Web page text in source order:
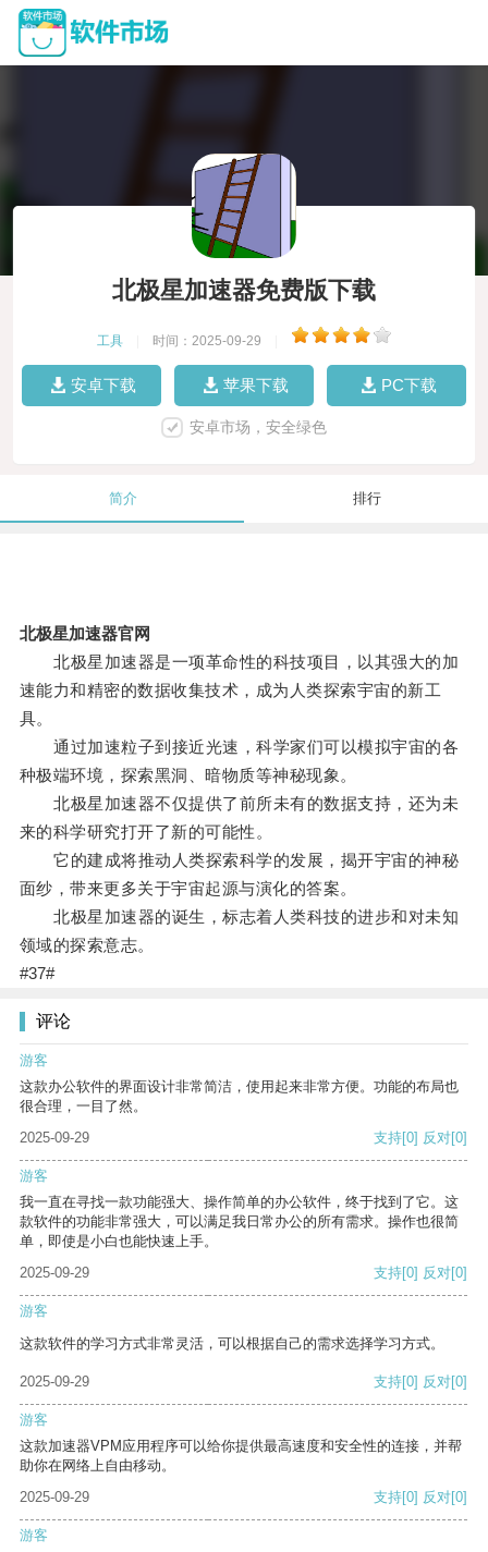
北极星加速器免费版下载
工具 时间：2025-09-29
安卓下载 苹果下载 PC下载
安卓市场，安全绿色
简介 排行
北极星加速器官网
北极星加速器是一项革命性的科技项目，以其强大的加
速能力和精密的数据收集技术，成为人类探索宇宙的新工
具。
通过加速粒子到接近光速，科学家们可以模拟宇宙的各
种极端环境，探索黑洞、暗物质等神秘现象。
北极星加速器不仅提供了前所未有的数据支持，还为未
来的科学研究打开了新的可能性。
它的建成将推动人类探索科学的发展，揭开宇宙的神秘
面纱，带来更多关于宇宙起源与演化的答案。
北极星加速器的诞生，标志着人类科技的进步和对未知
领域的探索意志。
#37#
评论
游客
这款办公软件的界面设计非常简洁，使用起来非常方便。功能的布局也
很合理，一目了然。
2025-09-29
支持[0] 反对[0]
游客
我一直在寻找一款功能强大、操作简单的办公软件，终于找到了它。这
款软件的功能非常强大，可以满足我日常办公的所有需求。操作也很简
单，即使是小白也能快速上手。
2025-09-29
支持[0] 反对[0]
游客
这款软件的学习方式非常灵活，可以根据自己的需求选择学习方式。
2025-09-29 支持[0] 反对[0]
游客
这款加速器VPM应用程序可以给你提供最高速度和安全性的连接，并帮
助你在网络上自由移动。
2025-09-29
支持[0] 反对[0]
游客